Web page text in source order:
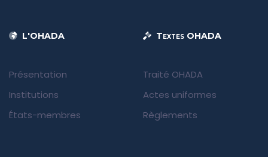
L'OHADA
Présentation
Institutions
États-membres
Textes OHADA
Traité OHADA
Actes uniformes
Règlements